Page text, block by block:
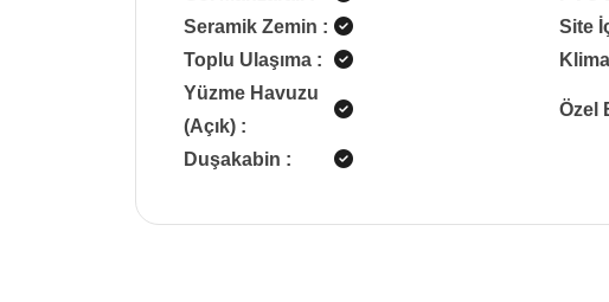
Seramik Zemin : Site
Toplu Ulaşıma : Klima
Yüzme Havuzu
(Açık) :
Özel
Duşakabin :